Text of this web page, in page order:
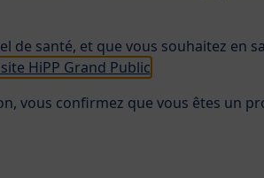
de santé, et que vous souhaitez en
HiPP Grand Public
vous confirmez que vous êtes un